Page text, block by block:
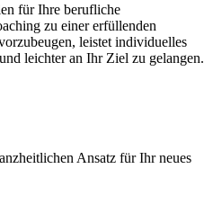
für Ihre berufliche
zu einer erfüllenden
leistet individuelles
leichter an Ihr Ziel zu gelangen.
Ansatz für Ihr neues